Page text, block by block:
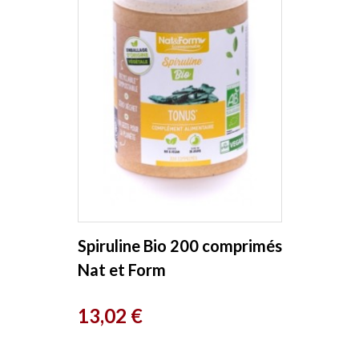
Spiruline Bio 200 comprimés
Nat et Form
Prix
13,02 €